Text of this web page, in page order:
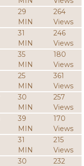
29
MIN
264
Views
31
MIN
246
Views
35
MIN
180
Views
25
MIN
361
Views
30
MIN
257
Views
39
MIN
170
Views
31
MIN
215
Views
30
232